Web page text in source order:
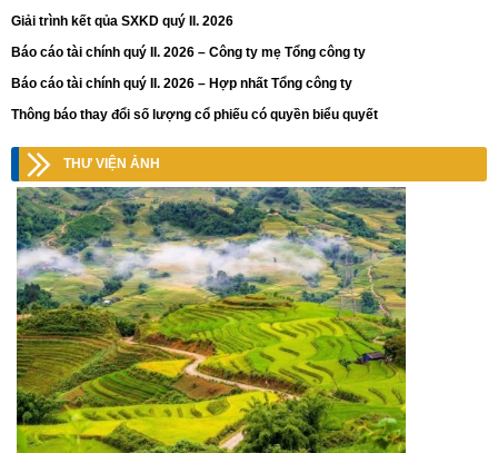
Giải trình kết qủa SXKD quý II. 2026
Báo cáo tài chính quý II. 2026 – Công ty mẹ Tổng công ty
Báo cáo tài chính quý II. 2026 – Hợp nhất Tổng công ty
Thông báo thay đổi số lượng cổ phiếu có quyền biểu quyết
THƯ VIỆN ẢNH